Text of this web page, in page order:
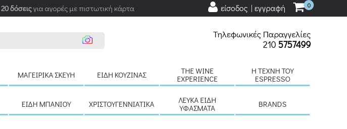
20 δόσειςγια αγορές με πιστωτική κάρτα 0
είσοδος | εγγραφή
Τηλεφωνικές Παραγγελίες
210 5757499
ΜΑΓΕΙΡΙΚΆ ΣΚΕΎΗ ΕΊΔΗ ΚΟΥΖΊΝΑΣ
THE WINE
EXPERIENCE
H ΤΈΧΝΗ ΤΟΥ
ESPRESSO
ΕΊΔΗ ΜΠΆΝΙΟΥ ΧΡΙΣΤΟΥΓΕΝΝΙΆΤΙΚΑ
ΛΕΥΚΆ ΕΊΔΗ
ΥΦΆΣΜΑΤΑ
BRANDS